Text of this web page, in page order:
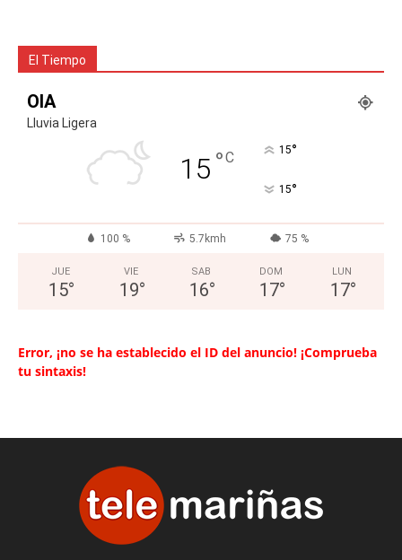
El Tiempo
OIA
Lluvia Ligera
15 °C 15°
15°
100 % 5.7kmh 75 %
JUE
15°
VIE
19°
SAB
16°
DOM
17°
LUN
17°
Error, ¡no se ha establecido el ID del anuncio! ¡Comprueba
tu sintaxis!